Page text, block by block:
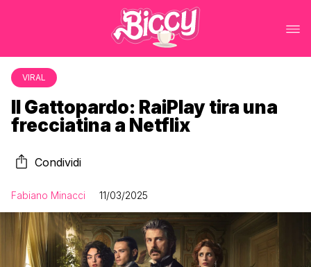
VIRAL
Il Gattopardo: RaiPlay tira una
frecciatina a Netflix
Condividi
Fabiano Minacci 11/03/2025